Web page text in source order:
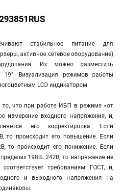
стабильное питание для
активное сетевое оборудование)
Их можно разместить
19". Визуализация режимов работы
LCD индикатором.
что при работе ИБП в режиме «от
измерение входного напряжения, и,
его корректировка. Если
то происходит его повышение. Если
то происходит его понижение. Если
198В…242В, то напряжение не
требованиям ГОСТ, и,
и выходного напряжения на